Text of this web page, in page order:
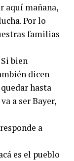
aquí mañana,
Por lo
familias
bien
dicen
hasta
a ser Bayer,
a
es el pueblo